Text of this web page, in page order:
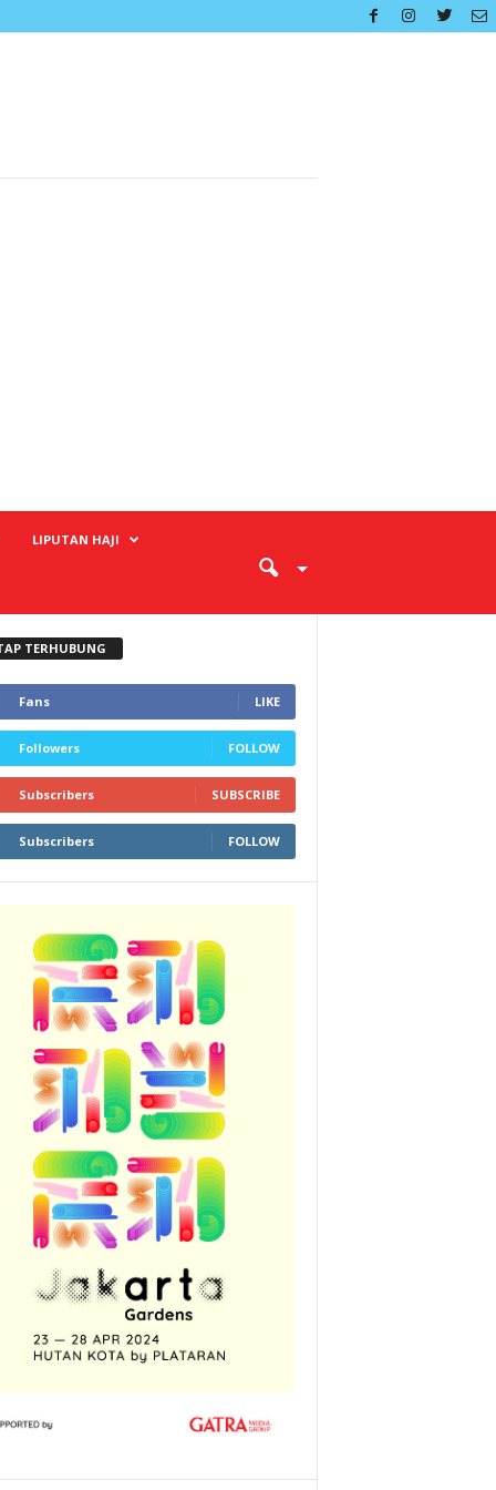
LIPUTAN HAJI
TERHUBUNG
Fans LIKE
Followers FOLLOW
Subscribers SUBSCRIBE
Subscribers FOLLOW